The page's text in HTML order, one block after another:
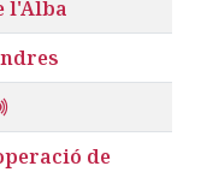
l'Alba
de